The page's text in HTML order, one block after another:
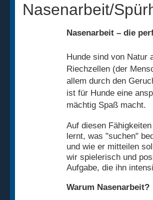
Nasenarbeit/
Nasenarbeit – die
Hunde sind von Natur
Riechzellen (der
allem durch den
ist für Hunde eine
mächtig Spaß macht.
Auf diesen
lernt, was "suchen"
und wie er mitteilen
wir spielerisch und
Aufgabe, die ihn
Warum Nasenarbeit?